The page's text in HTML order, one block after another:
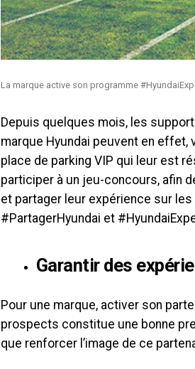
La marque active son programme
Depuis quelques mois, les
marque Hyundai peuvent en effet,
place de parking VIP qui leur est
participer à un jeu-concours, afin
et partager leur expérience sur
#PartagerHyundai et
Garantir des
Pour une marque, activer son
prospects constitue une bonne
que renforcer l’image de ce